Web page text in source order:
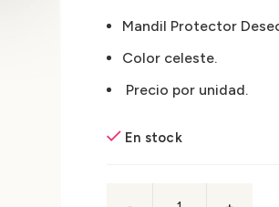
Mandil Protector
Color celeste.
Precio por unidad.
En stock